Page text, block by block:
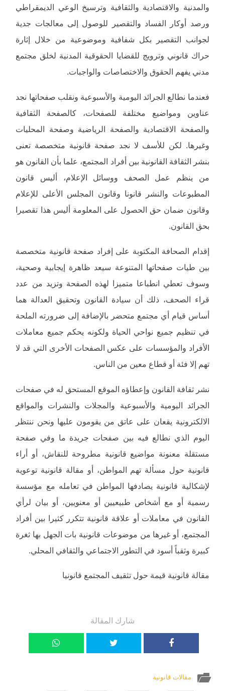
والمدنية والاقتصادية والثقافية وترسيخ الوعي الديمقراطي
ورصد أوكار الفساد والتقصير للوصول إلى معالجات جدية
لجوانب التقصير بكل شفافية وموضوعية من خلال إثارة
حراك قانوني وترويج للقضايا الحقوقية المدنية لخلق مجتمع
مدني يفهم الحقوق والاختصاصات والواجبات.
فعندما نطالع الجرائد اليومية والأسبوعية ونقلب صفحاتها نجد
عناوين ومواضيع مختلفة للصفحات، كالصفحة الثقافية
والصفحة الاقتصادية والصفحة الرياضية وصفحة المحليات
وغيرها. لكن للأسف لا نجد صفحة قانونية متخصصة تعنى
بنشر الثقافة القانونية بين أفراد المجتمع، علما بأن القانون هو
من ينظم عمل الصحف ووسائل الإعلام، أليس قانون
المطبوعات والنشر قانونا وقانون المجلس الأعلى للإعلام
وقانون ضمان حق الحصول على المعلومة أليس هذا تقصيرا
بحق القانون.
إقدام الصحافة المكتوبة على إفراد صفحة قانونية متخصصة
بين طيات صفحاتها المتنوعة سيعد ظاهرة إيجابية وصحية،
وسوف تعطي انطباعا متميزا لهذه الصفحة وتزيد من عدد
قراء الصحف، ذلك أن سيادة القانون وتحقيق العدالة هما
أساس قيام أي مجتمع متحضر بالإضافة إلى ضرورته الملحة
في تنظيم جميع نواحي الحياة ولكونه يحكم جميع معاملات
الأفراد والمؤسسات على عكس الصفحات الأخرى التي قد لا
تهم إلا فئة أو قطاع معين من الناس.
نشر ثقافة القانون وإعطاؤه الموقع المستحق له في صفحات
الجرائد اليومية والأسبوعية والمجلات والنشرات والمواقع
الالكترونية يقعان على عاتق من يقومون عليها ونحن ننتظر
اليوم الذي نطالع فيه بين صفحات جريدة ما وفي صفحة
مستقلة معنونة مواضيع قانونية مطروحة للنقاش، أو أراء
قانونية حول مسألة تهم المواطن، أو مقالة قانونية توعوية
لإشكالية قانونية يصادفها المواطن في تعامله مع مؤسسة
رسمية أو مع أشخاص طبيعيين أو معنويين، أو بيان لرأي
القانون في معاملات أو علاقة قانونية تتكرر كثيرا بين أفراد
المجتمع، أو غيرها من موضوعات قانونية بات الجهل بها ثغرة
كبيرة وثقباً أسود في التطور الاجتماعي والثقافي المحلي.
مقالة قانونية قيمة حول تثقيف المجتمع قانونيا
شارك المقالة
مقالات قانونية